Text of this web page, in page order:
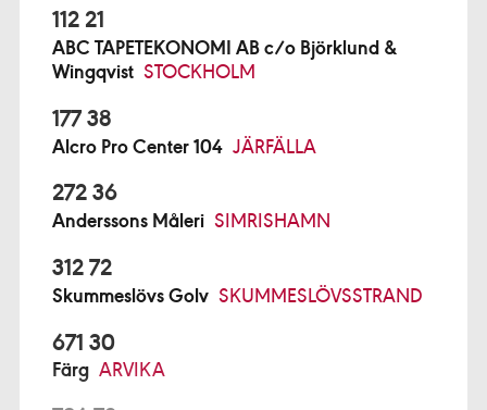
112 21
ABC TAPETEKONOMI AB c/o Björklund &
Wingqvist STOCKHOLM
177 38
Alcro Pro Center 104 JÄRFÄLLA
272 36
Anderssons Måleri SIMRISHAMN
312 72
Skummeslövs Golv SKUMMESLÖVSSTRAND
671 30
Färg ARVIKA